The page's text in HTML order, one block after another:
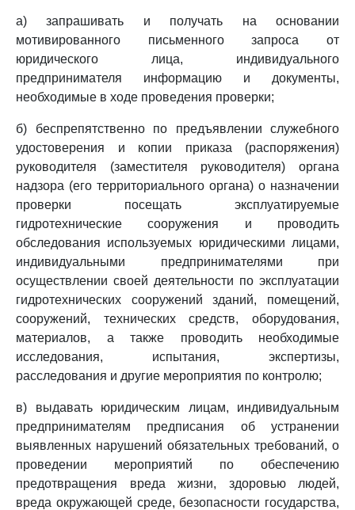
а) запрашивать и получать на основании
мотивированного письменного запроса от
юридического лица, индивидуального
предпринимателя информацию и документы,
необходимые в ходе проведения проверки;
б) беспрепятственно по предъявлении служебного
удостоверения и копии приказа (распоряжения)
руководителя (заместителя руководителя) органа
надзора (его территориального органа) о назначении
проверки посещать эксплуатируемые
гидротехнические сооружения и проводить
обследования используемых юридическими лицами,
индивидуальными предпринимателями при
осуществлении своей деятельности по эксплуатации
гидротехнических сооружений зданий, помещений,
сооружений, технических средств, оборудования,
материалов, а также проводить необходимые
исследования, испытания, экспертизы,
расследования и другие мероприятия по контролю;
в) выдавать юридическим лицам, индивидуальным
предпринимателям предписания об устранении
выявленных нарушений обязательных требований, о
проведении мероприятий по обеспечению
предотвращения вреда жизни, здоровью людей,
вреда окружающей среде, безопасности государства,